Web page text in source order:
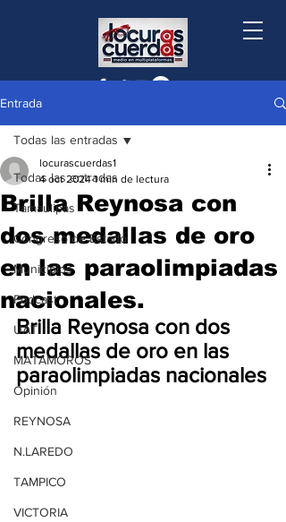
Entrada
Todas las entradas
Tamaulipas
Congreso de Estado
Municipios
Podcast
UAT
MATAMOROS
Opinión
REYNOSA
N.LAREDO
TAMPICO
VICTORIA
Todas las entradas
Brilla Reynosa con
dos medallas de oro
en las paraolimpiadas
nacionales.
locurascuerdas1
4 oct 2024 1 min de lectura
Brilla Reynosa con dos
medallas de oro en las
paraolimpiadas nacionales